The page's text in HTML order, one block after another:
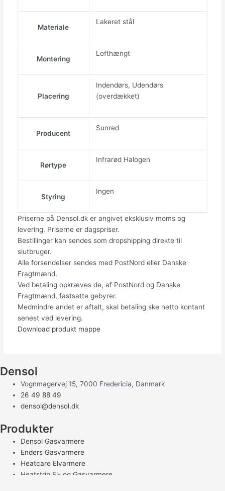
Materiale
Lakeret stål
Montering
Lofthængt
Placering
Indendørs, Udendørs
(overdækket)
Producent
Sunred
Rørtype
Infrarød Halogen
Styring
Ingen
Priserne på Densol.dk er angivet eksklusiv moms og
levering. Priserne er dagspriser.
Bestillinger kan sendes som dropshipping direkte til
slutbruger.
Alle forsendelser sendes med PostNord eller Danske
Fragtmænd.
Ved betaling opkræves de, af PostNord og Danske
Fragtmænd, fastsatte gebyrer.
Medmindre andet er aftalt, skal betaling ske netto kontant
senest ved levering.
Download produkt mappe
Densol
Vognmagervej 15, 7000 Fredericia, Danmark
26 49 88 49
densol@densol.dk
Produkter
Densol Gasvarmere
Enders Gasvarmere
Heatcare Elvarmere
Heatstrip El- og Gasvarmere